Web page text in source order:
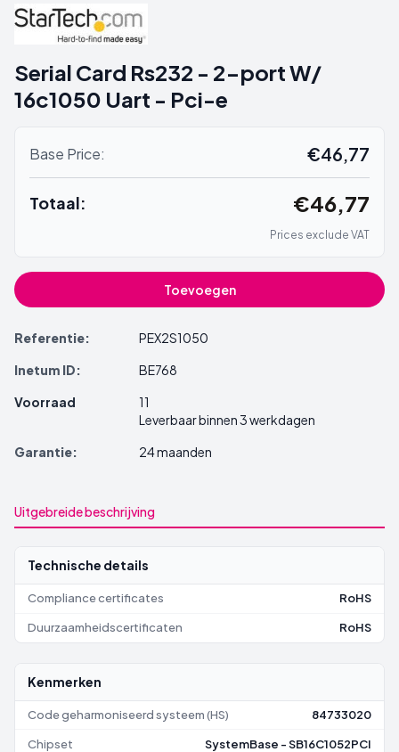
Serial Card Rs232 - 2-port W/
16c1050 Uart - Pci-e
Base Price: €46,77
Totaal: €46,77
Prices exclude VAT
Toevoegen
Referentie:
PEX2S1050
Inetum ID:
BE768
Voorraad
11
Leverbaar binnen 3 werkdagen
Garantie:
24 maanden
Uitgebreide beschrijving
Technische details
Compliance certificates RoHS
Duurzaamheidscertificaten RoHS
Kenmerken
Code geharmoniseerd systeem (HS) 84733020
Chipset SystemBase - SB16C1052PCI